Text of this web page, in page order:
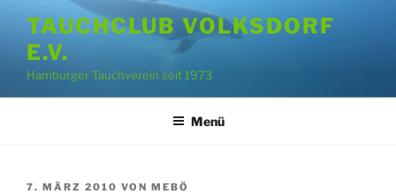
Inhalt
springen
TAUCHCLUB VOLKSDORF
E.V.
Hamburger Tauchverein seit 1973
Menü
VERÖFFENTLICHT
7. MÄRZ 2010 VON MEBÖ